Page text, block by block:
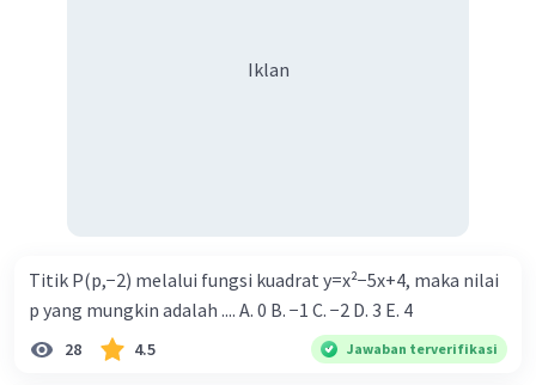
Iklan
Titik P(p,−2) melalui fungsi kuadrat y=x²−5x+4, maka nilai
p yang mungkin adalah .... A. 0 B. −1 C. −2 D. 3 E. 4
28 4.5 Jawaban terverifikasi